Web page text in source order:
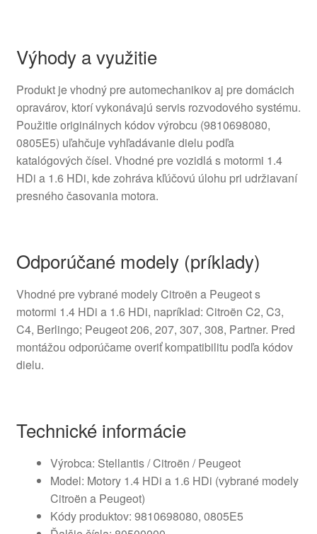
Výhody a využitie
Produkt je vhodný pre automechanikov aj pre domácich
opravárov, ktorí vykonávajú servis rozvodového systému.
Použitie originálnych kódov výrobcu (9810698080,
0805E5) uľahčuje vyhľadávanie dielu podľa
katalógových čísel. Vhodné pre vozidlá s motormi 1.4
HDi a 1.6 HDi, kde zohráva kľúčovú úlohu pri udržiavaní
presného časovania motora.
Odporúčané modely (príklady)
Vhodné pre vybrané modely Citroën a Peugeot s
motormi 1.4 HDi a 1.6 HDi, napríklad: Citroën C2, C3,
C4, Berlingo; Peugeot 206, 207, 307, 308, Partner. Pred
montážou odporúčame overiť kompatibilitu podľa kódov
dielu.
Technické informácie
Výrobca: Stellantis / Citroën / Peugeot
Model: Motory 1.4 HDi a 1.6 HDi (vybrané modely
Citroën a Peugeot)
Kódy produktov: 9810698080, 0805E5